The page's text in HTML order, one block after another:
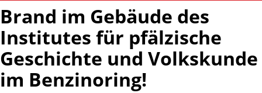
Brand im Gebäude des
Institutes für pfälzische
Geschichte und Volkskunde
im Benzinoring!